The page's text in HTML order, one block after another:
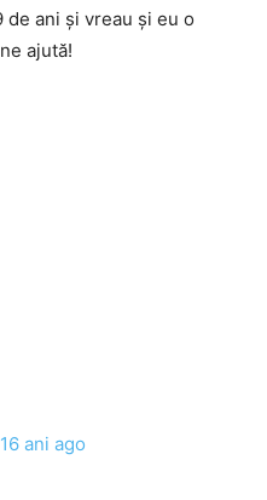
ani şi vreau şi eu o
ajută!
16 ani ago